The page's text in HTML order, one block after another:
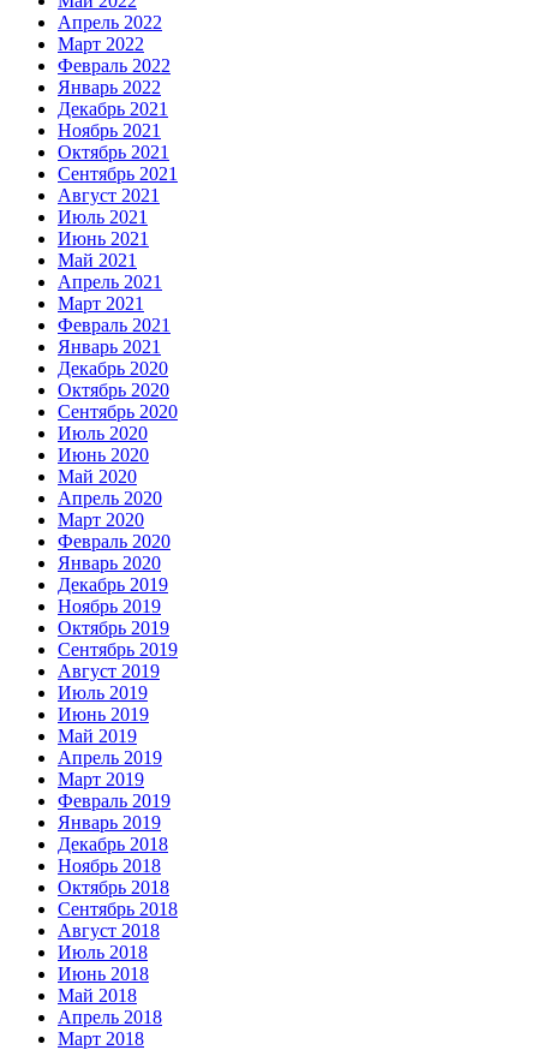
Апрель 2022
Март 2022
Февраль 2022
Январь 2022
Декабрь 2021
Ноябрь 2021
Октябрь 2021
Сентябрь 2021
Август 2021
Июль 2021
Июнь 2021
Май 2021
Апрель 2021
Март 2021
Февраль 2021
Январь 2021
Декабрь 2020
Октябрь 2020
Сентябрь 2020
Июль 2020
Июнь 2020
Май 2020
Апрель 2020
Март 2020
Февраль 2020
Январь 2020
Декабрь 2019
Ноябрь 2019
Октябрь 2019
Сентябрь 2019
Август 2019
Июль 2019
Июнь 2019
Май 2019
Апрель 2019
Март 2019
Февраль 2019
Январь 2019
Декабрь 2018
Ноябрь 2018
Октябрь 2018
Сентябрь 2018
Август 2018
Июль 2018
Июнь 2018
Май 2018
Апрель 2018
Март 2018